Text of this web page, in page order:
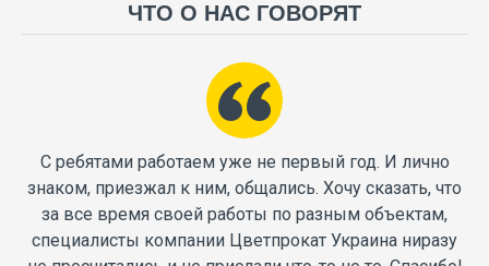
Основное направление
деятельности компании:
Реализация цветного металлопроката и
конструкционного пластика;
Механическая обработка металлопроката и
пластика;
Реализация индивидуальных заказов по
ЧТО О НАС ГОВОРЯТ
С ребятами работаем уже не первый год. И лично
знаком, приезжал к ним, общались. Хочу сказать, что
за все время своей работы по разным объектам,
специалисты компании Цветпрокат Украина ниразу